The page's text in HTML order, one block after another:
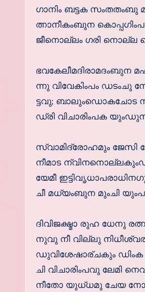
ഗാനിം ബട്ടക സംതതംബു
ത്നാനീകംബുന
ജീനൊല്ലം ഗരി നൊല്ല
ന്നു വിവേകിംപം
ട്ടവു; ബാലുംഡൊകചോട
ഡ്രി വിചാരിംപക
സ്വാമിദ്രോഹമും
നീമാട
യേമീ
ചീ മധ്യംബുന മുംചി
ദിവിജക്ഷ്മാ രുഹ ധേനു
നുവു നീ വില്ലു
ഡുവിശേഷാര്ചകും
ചി വിചാരിംപവു ലേമി
നീതോ യുധ്ധമു ചേയ